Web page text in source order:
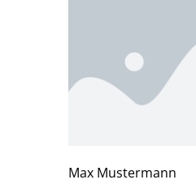
Max Mustermann